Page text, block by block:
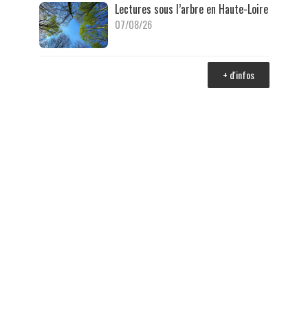
Lectures sous l’arbre en Haute-Loire
07/08/26
+ d'infos